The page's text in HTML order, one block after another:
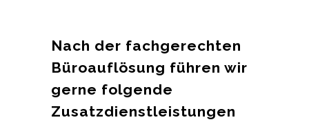
Nach der fachgerechten
Büroauflösung führen wir
gerne folgende
Zusatzdienstleistungen